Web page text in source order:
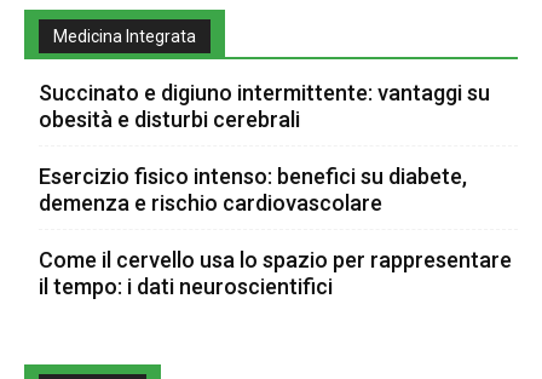
Medicina Integrata
Succinato e digiuno intermittente: vantaggi su
obesità e disturbi cerebrali
Esercizio fisico intenso: benefici su diabete,
demenza e rischio cardiovascolare
Come il cervello usa lo spazio per rappresentare
il tempo: i dati neuroscientifici